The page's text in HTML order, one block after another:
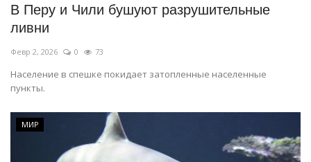
Чек-лист
РАЗВЛЕЧЕНИЯ
OFFICIAL
Курултай
В Перу и Чили бушуют разрушительные
ливни
Февр 2, 2026 0 73
Население в спешке покидает затопленные населенные
пункты.
МИР